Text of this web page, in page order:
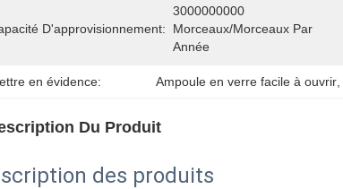
D'approvisionnement:
3000000000
Morceaux/morceaux Par
Année
en évidence: Ampoule en verre facile à ouvrir
Du Produit
des produits